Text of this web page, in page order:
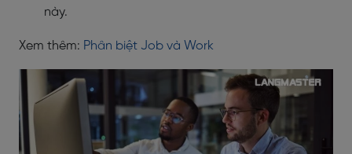
này.
Xem thêm: Phân biệt Job và Work